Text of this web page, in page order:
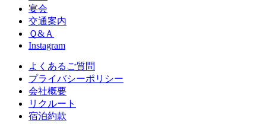
宴会
交通案内
Ｑ&Ａ
Instagram
よくあるご質問
プライバシーポリシー
会社概要
リクルート
宿泊約款